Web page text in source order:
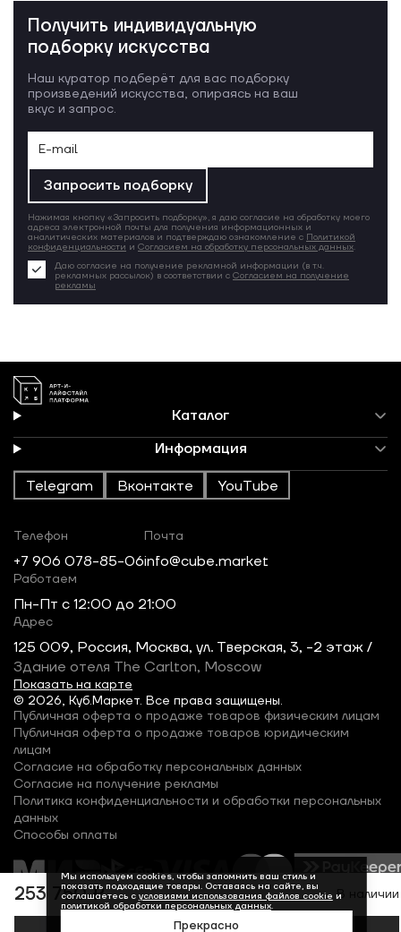
253 750 ₽ В наличии
Получить индивидуальную
подборку искусства
Наш куратор подберёт для вас подборку
произведений искусства, опираясь на ваш
вкус и запрос.
Запросить подборку
Нажимая кнопку «Запросить подборку», я даю согласие на обработку моего
адреса электронной почты для получения информационных и
аналитических материалов и подтверждаю ознакомление с Политикой
конфиденциальности и Согласием на обработку персональных данных.
Даю согласие на получение рекламной информации (в т.ч.
рекламных рассылок) в соответствии с Согласием на получение
рекламы
Каталог
Информация
Telegram Вконтакте YouTube
© 2026, Куб.Маркет. Все права защищены.
Телефон
+7 906 078-85-06
Почта
info@cube.market
Работаем
Пн-Пт c 12:00 до 21:00
Адрес
125 009, Россия, Москва, ул. Тверская, 3, -2 этаж /
Здание отеля The Carlton, Moscow
Показать на карте
Публичная оферта о продаже товаров физическим лицам
Публичная оферта о продаже товаров юридическим
лицам
Согласие на обработку персональных данных
Согласие на получение рекламы
Политика конфиденциальности и обработки персональных
данных
Способы оплаты
Мы используем cookies, чтобы запомнить ваш стиль и
показать подходящие товары. Оставаясь на сайте, вы
соглашаетесь с условиями использования файлов cookie и
политикой обработки персональных данных.
Прекрасно